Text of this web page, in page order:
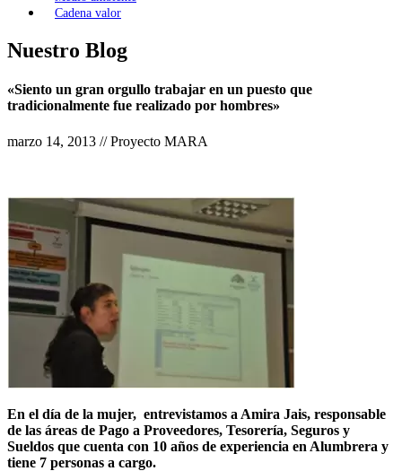
Cadena valor
Nuestro Blog
«Siento un gran orgullo trabajar en un puesto que
tradicionalmente fue realizado por hombres»
marzo 14, 2013 // Proyecto MARA
En el día de la mujer, entrevistamos a Amira Jais, responsable
de las áreas de Pago a Proveedores, Tesorería, Seguros y
Sueldos que cuenta con 10 años de experiencia en Alumbrera y
tiene 7 personas a cargo.